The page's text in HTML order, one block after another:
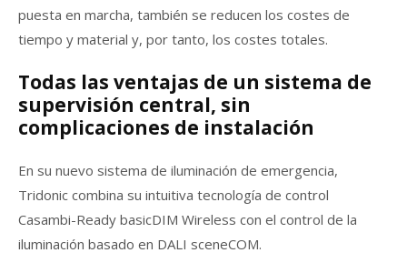
puesta en marcha, también se reducen los costes de
tiempo y material y, por tanto, los costes totales.
Todas las ventajas de un sistema de
supervisión central, sin
complicaciones de instalación
En su nuevo sistema de iluminación de emergencia,
Tridonic combina su intuitiva tecnología de control
Casambi-Ready basicDIM Wireless con el control de la
iluminación basado en DALI sceneCOM.